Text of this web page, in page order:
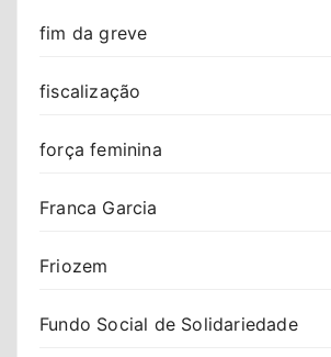
fim da greve
fiscalização
força feminina
Franca Garcia
Friozem
Fundo Social de Solidariedade